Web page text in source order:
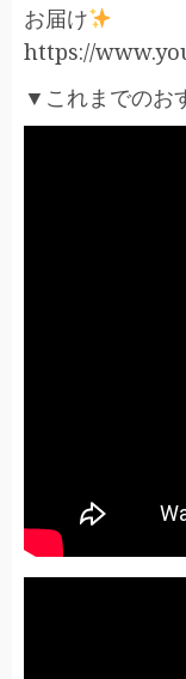
お届け
https://
▼これまでのお